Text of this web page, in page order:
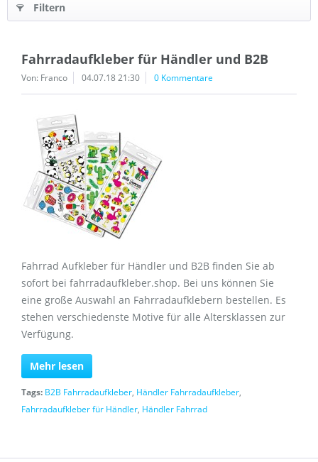
Filtern
Fahrradaufkleber für Händler und B2B
Von: Franco 04.07.18 21:30 0 Kommentare
Fahrrad Aufkleber für Händler und B2B finden Sie ab
sofort bei fahrradaufkleber.shop. Bei uns können Sie
eine große Auswahl an Fahrradaufklebern bestellen. Es
stehen verschiedenste Motive für alle Altersklassen zur
Verfügung.
Mehr lesen
Tags: B2B Fahrradaufkleber, Händler Fahrradaufkleber,
Fahrradaufkleber für Händler, Händler Fahrrad